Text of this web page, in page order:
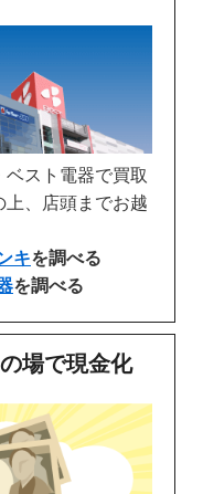
スト電器で買取
上、店頭までお越
キを調べる
を調べる
場で現金化